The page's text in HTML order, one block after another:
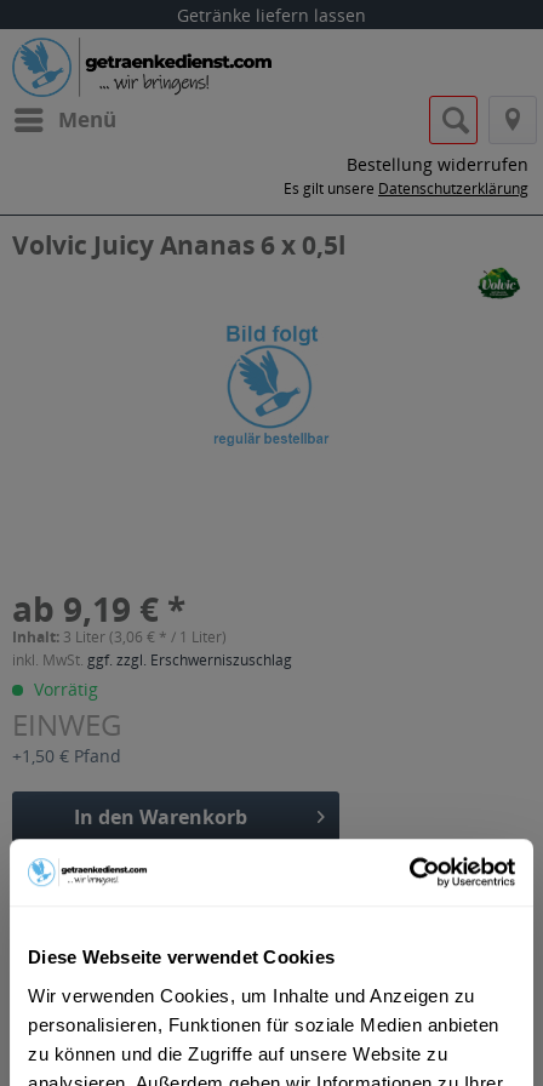
Diese Webseite verwendet Cookies
Wir verwenden Cookies, um Inhalte und Anzeigen zu
personalisieren, Funktionen für soziale Medien anbieten
zu können und die Zugriffe auf unsere Website zu
Getränke liefern lassen
Menü
Bestellung widerrufen
Es gilt unsere Datenschutzerklärung
Volvic Juicy Ananas 6 x 0,5l
ab 9,19 € *
Inhalt: 3 Liter (3,06 € * / 1 Liter)
inkl. MwSt. ggf. zzgl. Erschwerniszuschlag
Vorrätig
EINWEG
+1,50 € Pfand
In den Warenkorb
Artikel-Nr.:
Beschreibung
"Volvic Juicy Ananas 6 x 0,5l"
Geschmacksrichtung: